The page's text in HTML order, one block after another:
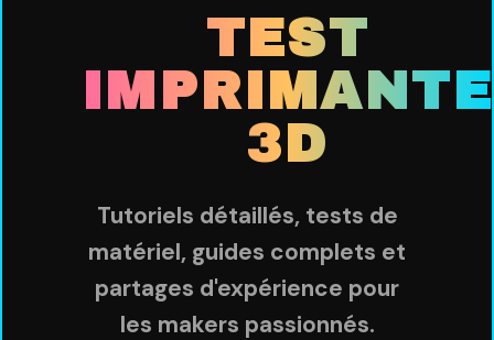
TEST
IMPRIMANTE
3D
Tutoriels détaillés, tests de
matériel, guides complets et
partages d'expérience pour
les makers passionnés.